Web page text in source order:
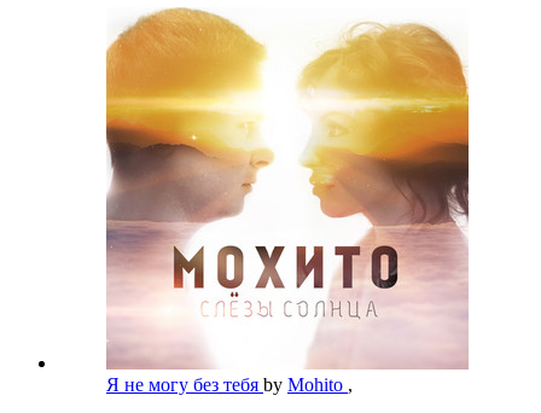
Я не могу без тебя by Mohito ,